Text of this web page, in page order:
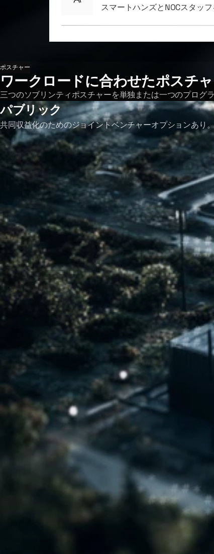
スマートハンズとNOCスタッ
ポスチャー
ワークロードに合わせたポスチ
三つのソブリンティポスチャーを単独または一つのプログ
パブリック
共同収益化のためのジョイントベンチャーオプションあり